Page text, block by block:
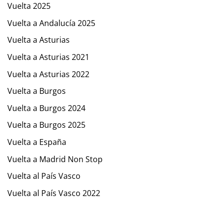
Vuelta 2025
Vuelta a Andalucía 2025
Vuelta a Asturias
Vuelta a Asturias 2021
Vuelta a Asturias 2022
Vuelta a Burgos
Vuelta a Burgos 2024
Vuelta a Burgos 2025
Vuelta a España
Vuelta a Madrid Non Stop
Vuelta al País Vasco
Vuelta al País Vasco 2022